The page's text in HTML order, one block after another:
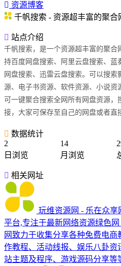
资源博客
千帆搜索 - 资源超丰富的聚合
站点介绍
千帆搜索，是一个资源超丰富的聚合
持百度网盘搜索、阿里云盘搜索、蓝
网盘搜索、迅雷云盘搜索。可以搜
源、电子书资源、软件资源、小说资
可一键聚合搜索全网所有网盘资源
接，大家可保存至自己的网盘或者直
数据统计
2
日浏览
14
月浏览
相关网址
玩维资源网 - 乐在众
平台,专注于最新网络资源绿色网
网致力于收集分享各种免费电商
作教程、活动线报、娱乐八卦资
站主题及程序、游戏源码分享等